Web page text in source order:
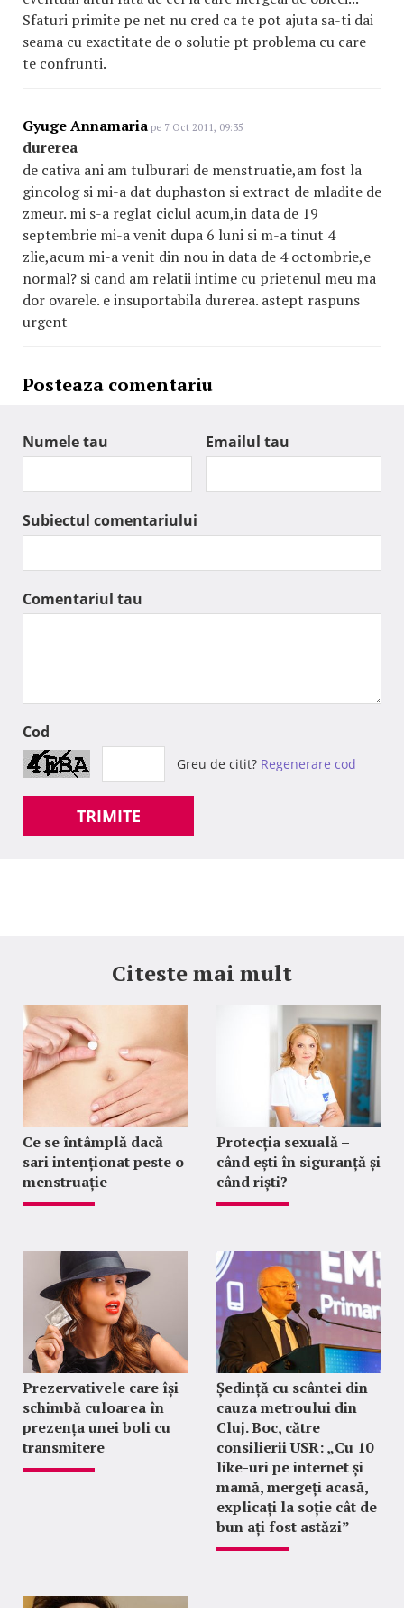
Sfaturi primite pe net nu cred ca te pot ajuta sa-ti dai
seama cu exactitate de o solutie pt problema cu care
te confrunti.
Gyuge Annamaria pe 7 Oct 2011, 09:35
durerea
de cativa ani am tulburari de menstruatie,am fost la
gincolog si mi-a dat duphaston si extract de mladite de
zmeur. mi s-a reglat ciclul acum,in data de 19
septembrie mi-a venit dupa 6 luni si m-a tinut 4
zlie,acum mi-a venit din nou in data de 4 octombrie,e
normal? si cand am relatii intime cu prietenul meu ma
dor ovarele. e insuportabila durerea. astept raspuns
urgent
Posteaza comentariu
Numele tau Emailul tau
Subiectul comentariului
Comentariul tau
Cod
Greu de citit? Regenerare cod
TRIMITE
Citeste mai mult
Ce se întâmplă dacă
sari intenționat peste o
menstruație
Protecția sexuală –
când ești în siguranță și
când riști?
Prezervativele care își
schimbă culoarea în
prezența unei boli cu
transmitere
Ședință cu scântei din
cauza metroului din
Cluj. Boc, către
consilierii USR: „Cu 10
like-uri pe internet și
mamă, mergeți acasă,
explicați la soție cât de
bun ați fost astăzi”